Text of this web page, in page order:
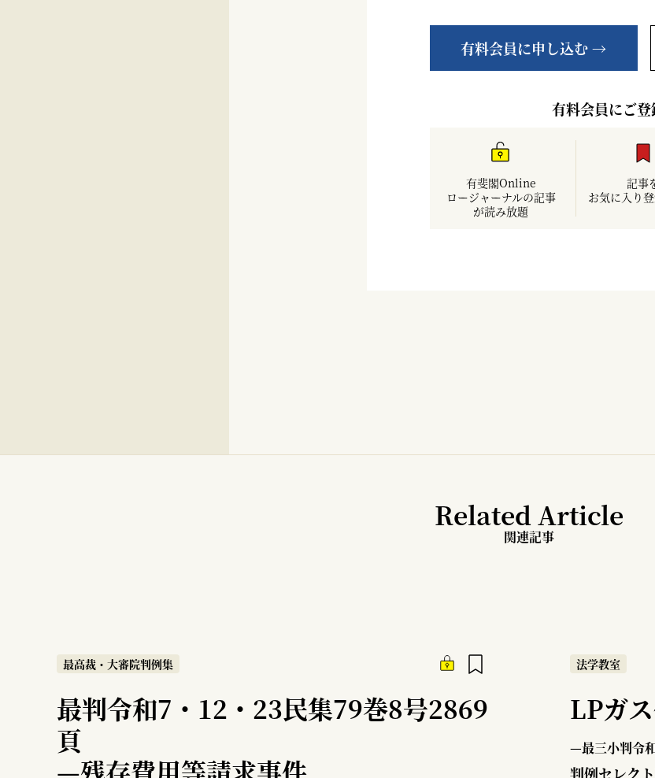
有料会員に申し込む →
有料会員にご
有斐閣Online
ロージャーナルの記事
が読み放題
記事
お気に入り
Related Article
関連記事
最高裁・大審院判例集
最判令和7・12・23民集79巻8号2869
頁
法学教室
LPガ
—最三小判令
判例セレク